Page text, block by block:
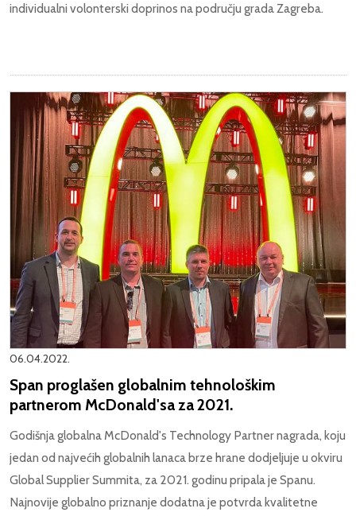
individualni volonterski doprinos na području grada Zagreba.
06.04.2022.
Span proglašen globalnim tehnološkim
partnerom McDonald'sa za 2021.
Godišnja globalna McDonald's Technology Partner nagrada, koju
jedan od najvećih globalnih lanaca brze hrane dodjeljuje u okviru
Global Supplier Summita, za 2021. godinu pripala je Spanu.
Najnovije globalno priznanje dodatna je potvrda kvalitetne